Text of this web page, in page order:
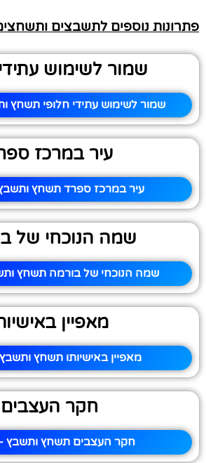
פתרונות נוספים לתשבצים
שמור לשימוש
שמור לשימוש עתידי חלופי תשחץ
עיר במרכז
עיר במרכז ספרד תשחץ ותשבץ
שמה הנוכחי של
שמה הנוכחי של בורמה תשחץ
מאפיין
מאפיין באישיותו תשחץ
חקר העצבים
חקר העצבים תשחץ ותשבץ –